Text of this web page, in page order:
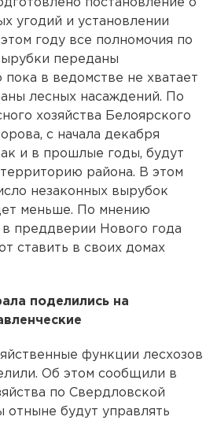
постановление о
угодий и установлении
году все полномочия по
переданы
пока в ведомстве не хватает
лесных насаждений. По
хозяйства Белоярского
с начала декабря
и в прошлые годы, будут
района. В этом
незаконных вырубок
меньше. По мнению
преддверии Нового года
ставить в своих домах
поделились на
функции лесхозов
Об этом сообщили в
по Свердловской
отныне будут управлять